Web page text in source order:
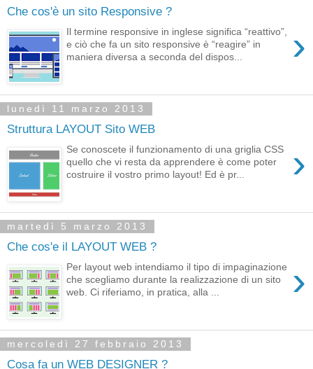
Che cos'è un sito Responsive ?
›
Il termine responsive in inglese significa “reattivo”,
e ciò che fa un sito responsive è “reagire” in
maniera diversa a seconda del dispos...
lunedì 11 marzo 2013
Struttura LAYOUT Sito WEB
›
Se conoscete il funzionamento di una griglia CSS
quello che vi resta da apprendere è come poter
costruire il vostro primo layout! Ed è pr...
martedì 5 marzo 2013
Che cos'e il LAYOUT WEB ?
›
Per layout web intendiamo il tipo di impaginazione
che scegliamo durante la realizzazione di un sito
web. Ci riferiamo, in pratica, alla ...
mercoledì 27 febbraio 2013
Cosa fa un WEB DESIGNER ?